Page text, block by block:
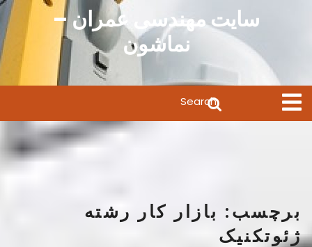
سایت مهندسی عمران –
نماشون
Open
Menu
for:
برچسب: بازار کار رشته
ژئوتکنیک